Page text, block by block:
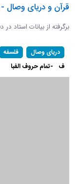
قرآن و دریای وصال
برگرفته از بیانات استاد در
دریای وصال فلسفه
ف -تمام حروف الفبا